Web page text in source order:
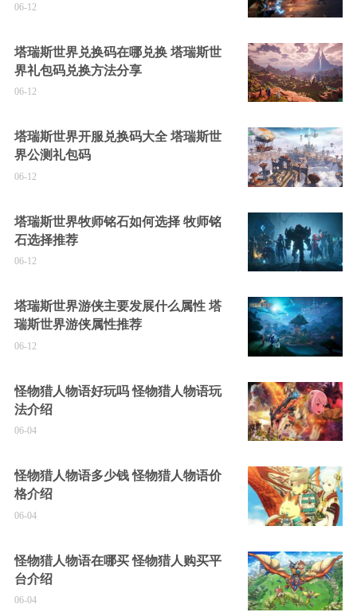
06-12
塔瑞斯世界兑换码在哪兑换 塔瑞斯世
界礼包码兑换方法分享
06-12
塔瑞斯世界开服兑换码大全 塔瑞斯世
界公测礼包码
06-12
塔瑞斯世界牧师铭石如何选择 牧师铭
石选择推荐
06-12
塔瑞斯世界游侠主要发展什么属性 塔
瑞斯世界游侠属性推荐
06-12
怪物猎人物语好玩吗 怪物猎人物语玩
法介绍
06-04
怪物猎人物语多少钱 怪物猎人物语价
格介绍
06-04
怪物猎人物语在哪买 怪物猎人购买平
台介绍
06-04